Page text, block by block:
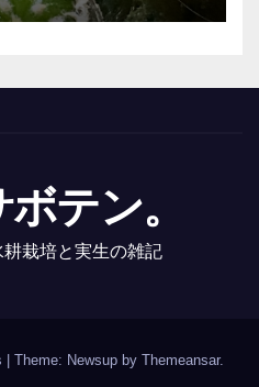
テン。
栽培と実生の雑記
Theme: Newsup by Themeansar.